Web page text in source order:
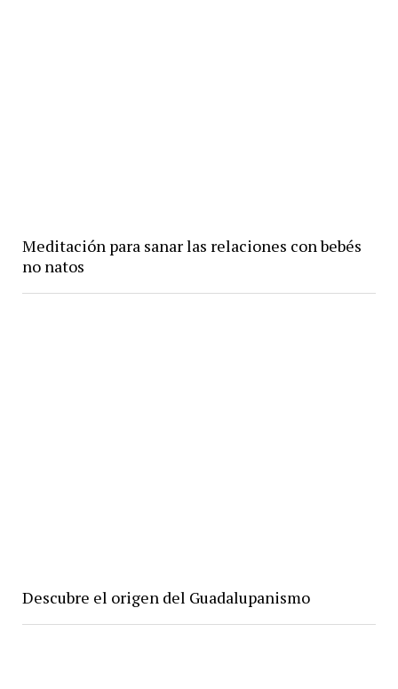
Meditación para sanar las relaciones con bebés
no natos
Descubre el origen del Guadalupanismo